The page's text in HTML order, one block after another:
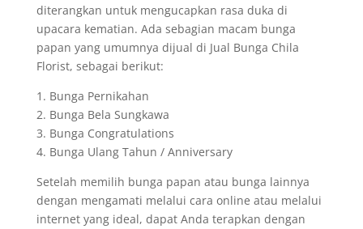
diterangkan untuk mengucapkan rasa duka di
upacara kematian. Ada sebagian macam bunga
papan yang umumnya dijual di Jual Bunga Chila
Florist, sebagai berikut:
1. Bunga Pernikahan
2. Bunga Bela Sungkawa
3. Bunga Congratulations
4. Bunga Ulang Tahun / Anniversary
Setelah memilih bunga papan atau bunga lainnya
dengan mengamati melalui cara online atau melalui
internet yang ideal, dapat Anda terapkan dengan